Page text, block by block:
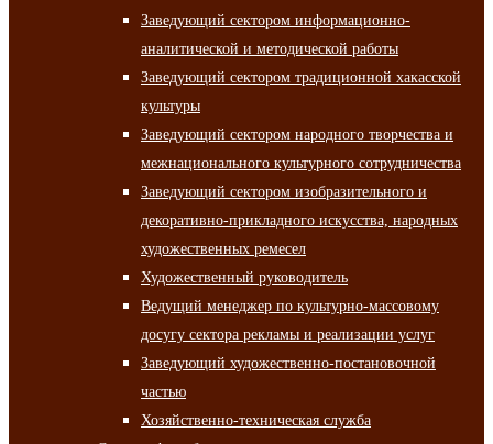
Заведующий сектором информационно-
аналитической и методической работы
Заведующий сектором традиционной хакасской
культуры
Заведующий сектором народного творчества и
межнационального культурного сотрудничества
Заведующий сектором изобразительного и
декоративно-прикладного искусства, народных
художественных ремесел
Художественный руководитель
Ведущий менеджер по культурно-массовому
досугу сектора рекламы и реализации услуг
Заведующий художественно-постановочной
частью
Хозяйственно-техническая служба